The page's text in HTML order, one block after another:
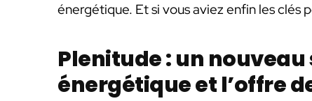
énergétique. Et si vous aviez enfin les clés
Plenitude : un
énergétique et l’offre